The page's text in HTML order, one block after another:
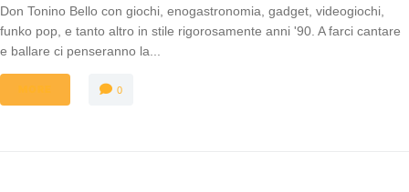
Don Tonino Bello con giochi, enogastronomia, gadget, videogiochi,
funko pop, e tanto altro in stile rigorosamente anni '90. A farci cantare
e ballare ci penseranno la...
0